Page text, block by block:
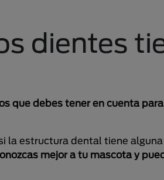
dientes
que debes tener en cuenta
la estructura dental tiene
mejor a tu mascota y